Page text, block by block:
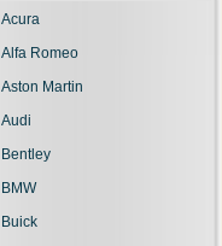
Acura
Alfa Romeo
Aston Martin
Audi
Bentley
BMW
Buick